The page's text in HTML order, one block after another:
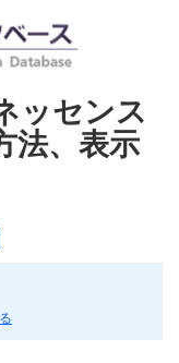
ッセンス
法、表示